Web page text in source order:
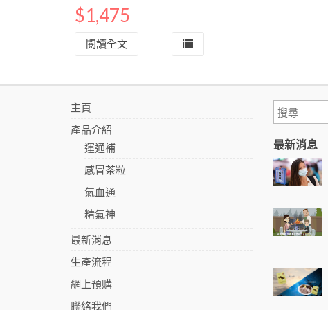
$1,475
閱讀全文
主頁
產品介紹
運通補
感冒茶粒
氣血通
精氣神
最新消息
生產流程
網上預購
聯絡我們
最新消息